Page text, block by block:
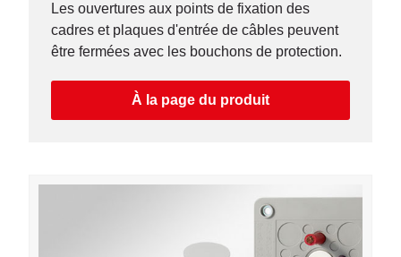
Les ouvertures aux points de fixation des
cadres et plaques d'entrée de câbles peuvent
être fermées avec les bouchons de protection.
À la page du produit